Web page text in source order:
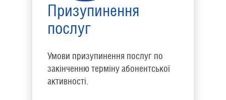
Призупинення
послуг
Умови призупинення послуг по
закінченню терміну абонентської
активності.